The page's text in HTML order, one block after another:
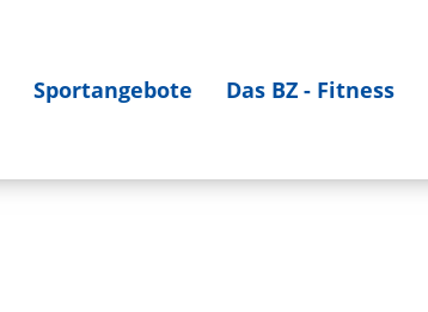
Sportangebote Das BZ - Fitness